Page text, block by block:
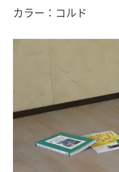
カラー：コルド